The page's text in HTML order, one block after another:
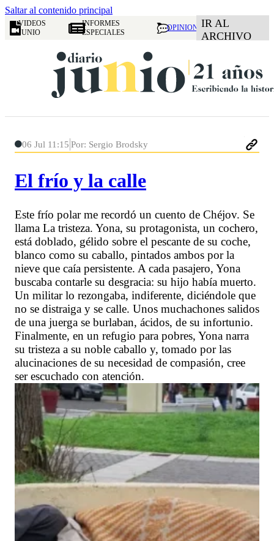
Saltar al contenido principal
VIDEOS
JUNIO
INFORMES
ESPECIALES
OPINION IR AL
ARCHIVO
06 Jul 11:15 Por: Sergio Brodsky
El frío y la calle
Este frío polar me recordó un cuento de Chéjov. Se
llama La tristeza. Yona, su protagonista, un cochero,
está doblado, gélido sobre el pescante de su coche,
blanco como su caballo, pintados ambos por la
nieve que caía persistente. A cada pasajero, Yona
buscaba contarle su desgracia: su hijo había muerto.
Un militar lo rezongaba, indiferente, diciéndole que
no se distraiga y se calle. Unos muchachones salidos
de una juerga se burlaban, ácidos, de su infortunio.
Finalmente, en un refugio para pobres, Yona narra
su tristeza a su noble caballo y, tomado por las
alucinaciones de su necesidad de compasión, cree
ser escuchado con atención.